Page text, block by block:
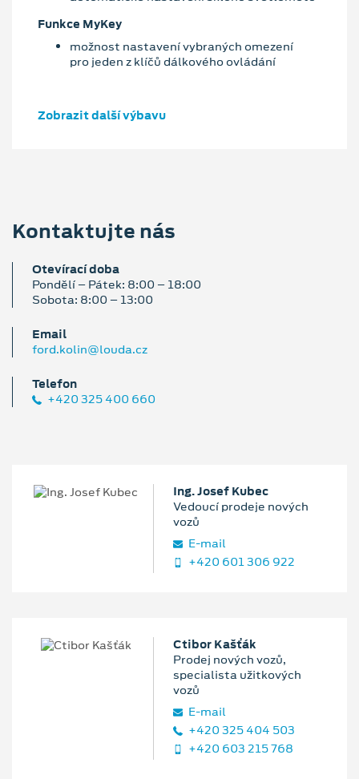
Funkce MyKey
možnost nastavení vybraných omezení
pro jeden z klíčů dálkového ovládání
Zobrazit další výbavu
Kontaktujte nás
Otevírací doba
Pondělí – Pátek: 8:00 – 18:00
Sobota: 8:00 – 13:00
Email
ford.kolin@louda.cz
Telefon
+420 325 400 660
Ing. Josef Kubec
Vedoucí prodeje nových
vozů
E‑mail
+420 601 306 922
Ctibor Kašťák
Prodej nových vozů,
specialista užitkových
vozů
E‑mail
+420 325 404 503
+420 603 215 768